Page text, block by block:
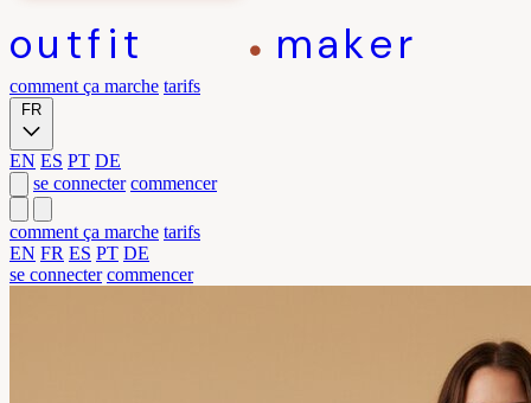
outfit maker
comment ça marche tarifs
FR
EN ES PT DE
se connecter commencer
comment ça marche tarifs
EN FR ES PT DE
se connecter commencer